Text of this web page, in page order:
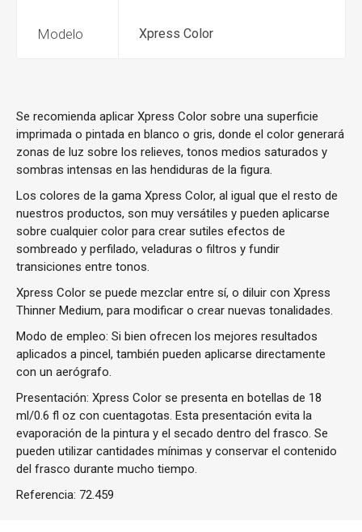
Modelo Xpress Color
Se recomienda aplicar Xpress Color sobre una superficie
imprimada o pintada en blanco o gris, donde el color generará
zonas de luz sobre los relieves, tonos medios saturados y
sombras intensas en las hendiduras de la figura.
Los colores de la gama Xpress Color, al igual que el resto de
nuestros productos, son muy versátiles y pueden aplicarse
sobre cualquier color para crear sutiles efectos de
sombreado y perfilado, veladuras o filtros y fundir
transiciones entre tonos.
Xpress Color se puede mezclar entre sí, o diluir con Xpress
Thinner Medium, para modificar o crear nuevas tonalidades.
Modo de empleo: Si bien ofrecen los mejores resultados
aplicados a pincel, también pueden aplicarse directamente
con un aerógrafo.
Presentación: Xpress Color se presenta en botellas de 18
ml/0.6 fl oz con cuentagotas. Esta presentación evita la
evaporación de la pintura y el secado dentro del frasco. Se
pueden utilizar cantidades mínimas y conservar el contenido
del frasco durante mucho tiempo.
Referencia: 72.459